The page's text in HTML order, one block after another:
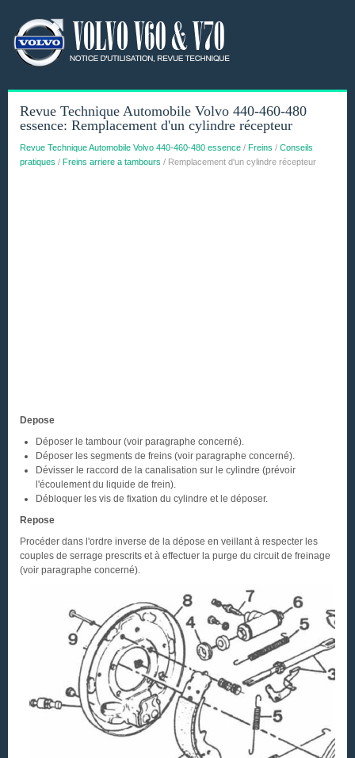
Revue Technique Automobile Volvo 440-460-480
essence: Remplacement d'un cylindre récepteur
Revue Technique Automobile Volvo 440-460-480 essence / Freins / Conseils
pratiques / Freins arriere a tambours / Remplacement d'un cylindre récepteur
Depose
Déposer le tambour (voir paragraphe concerné).
Déposer les segments de freins (voir paragraphe concerné).
Dévisser le raccord de la canalisation sur le cylindre (prévoir
l'écoulement du liquide de frein).
Débloquer les vis de fixation du cylindre et le déposer.
Repose
Procéder dans l'ordre inverse de la dépose en veillant à respecter les
couples de serrage prescrits et à effectuer la purge du circuit de freinage
(voir paragraphe concerné).